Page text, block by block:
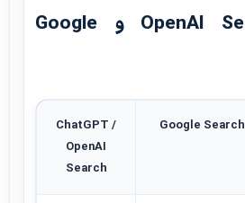
مقایسه OpenAI Search و Google
Google Search
ChatGPT /
OpenAI
Search